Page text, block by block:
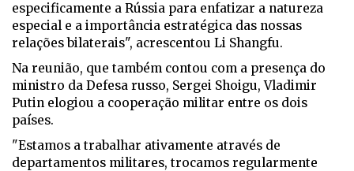
especificamente a Rússia para enfatizar a natureza
especial e a importância estratégica das nossas
relações bilaterais", acrescentou Li Shangfu.
Na reunião, que também contou com a presença do
ministro da Defesa russo, Sergei Shoigu, Vladimir
Putin elogiou a cooperação militar entre os dois
países.
"Estamos a trabalhar ativamente através de
departamentos militares, trocamos regularmente